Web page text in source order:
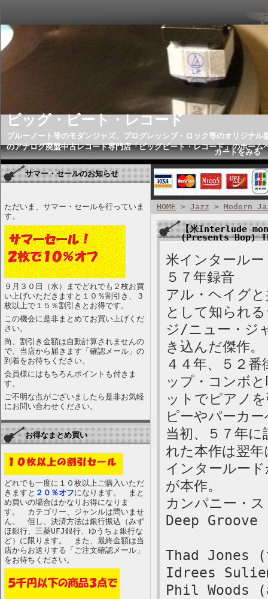
ビッグ・ビート・レコード
ブルーノート等のモダンジャズ、プログレッシブ・ロック等のオリジナル
のアナログ廃盤中古レコード専門店「ビッグビート・レコード」のホーム
カートをみる
サマー・セールのお知らせ
ただいま、サマー・セールを行っていま
す。
９月３０日（水）までどれでも２枚お買
い上げいただきますと１０％割引き、３
枚以上で１５％割引きとお得です。
この機会に是非まとめてお買い上げくだ
さい。
尚、割引き金額は自動計算されませんの
で、当店から届きます「確認メール」の
到着をお待ちください。
会員様にはもちろんポイントも付きま
す。
ご不明な点がございましたら是非お気軽
にお問い合わせください。
お得なまとめ買い
どれでも一度に１０枚以上ご購入いただ
きますと ２０％オフになります。 まと
め買いの場合はかなりお得になりま
す。 カテゴリー、ジャンルは問いませ
ん。 但し、決済方法は銀行振込（みず
ほ銀行、三菱UFJ銀行、ゆうちょ銀行な
ど）に限ります。 また、最終金額は当
店からお送りする「ご注文確認メール」
をお待ちください。
HOME > Jazz > Modern
【米Interlude
(Presents Bop)
米インタールー
５７年録音
アル・ヘイグ
として知られ
ジ/ニュー・ジ
き込んだ傑作。
４４年、５２
ップ・コンボ
ットでピアノ
ピーやパーカ
当初、５７年
れた本作は翌
インタールー
が本作。
カンパニー・
Deep Groove
Thad Jones
Idrees
Phil Woods